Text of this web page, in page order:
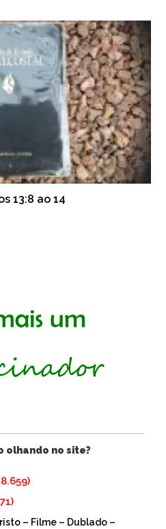
13:8 ao 14
olhando no site?
– Filme – Dublado –